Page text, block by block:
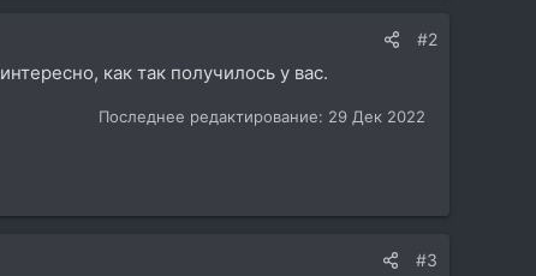
#2
как так получилось у вас.
Последнее редактирование: 29 Дек 2022
#3